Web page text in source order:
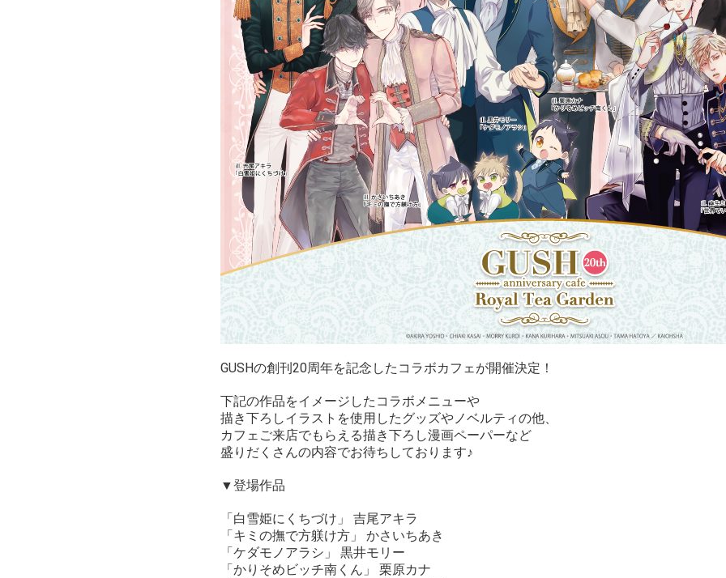
GUSHの創刊20周年を記念したコラボカフェが開催決定！
下記の作品をイメージしたコラボメニューや
描き下ろしイラストを使用したグッズやノベルティの他、
カフェご来店でもらえる描き下ろし漫画ペーパーなど
盛りだくさんの内容でお待ちしております♪
▼登場作品
「白雪姫にくちづけ」 吉尾アキラ
「キミの撫で方躾け方」 かさいちあき
「ケダモノアラシ」 黒井モリー
「かりそめビッチ南くん」 栗原カナ